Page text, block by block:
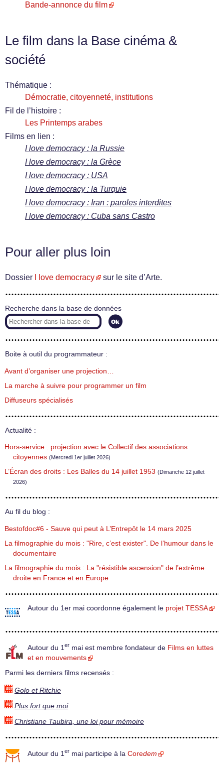
Bande-annonce du film
Le film dans la Base cinéma &
société
Thématique :
Démocratie, citoyenneté, institutions
Fil de l’histoire :
Les Printemps arabes
Films en lien :
I love democracy : la Russie
I love democracy : la Grèce
I love democracy : USA
I love democracy : la Turquie
I love democracy : Iran : paroles interdites
I love democracy : Cuba sans Castro
Pour aller plus loin
Dossier I love democracy sur le site d’Arte.
Recherche dans la base de données
Boite à outil du programmateur :
Avant d’organiser une projection…
La marche à suivre pour programmer un film
Diffuseurs spécialisés
Actualité :
Hors-service : projection avec le Collectif des associations
citoyennes (Mercredi 1er juillet 2026)
L’Écran des droits : Les Balles du 14 juillet 1953 (Dimanche 12 juillet
2026)
Au fil du blog :
Bestofdoc#6 - Sauve qui peut à L’Entrepôt le 14 mars 2025
La filmographie du mois : "Rire, c’est exister". De l’humour dans le
documentaire
La filmographie du mois : La "résistible ascension" de l’extrême
droite en France et en Europe
Autour du 1er mai coordonne également le projet TESSA
Autour du 1 er mai est membre fondateur de Films en luttes
et en mouvements
Parmi les derniers films recensés :
Golo et Ritchie
Plus fort que moi
Christiane Taubira, une loi pour mémoire
Autour du 1 er mai participe à la Coredem